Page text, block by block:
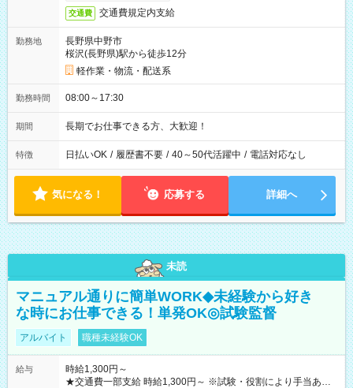
交通費 交通費規定内支給
勤務地
長野県中野市
桜沢(長野県)駅から徒歩12分
軽作業・物流・配送系
勤務時間 08:00～17:30
期間 長期でお仕事できる方、大歓迎！
特徴 日払いOK / 履歴書不要 / 40～50代活躍中 / 電話対応なし
気になる！ 応募する 詳細へ
未読
マニュアル通りに簡単WORK◆未経験から好き
な時にお仕事できる！単発OK◎試験監督
アルバイト 職種未経験OK
給与
時給1,300円～
★交通費一部支給 時給1,300円～ ※試験・役割により手当あり